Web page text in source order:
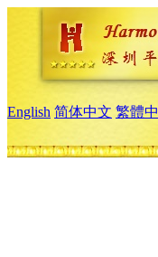
English 简体中文 繁體